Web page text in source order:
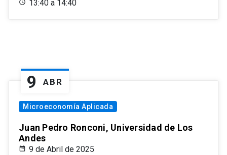
13:40 a 14:40
9 ABR
Microeconomía Aplicada
Juan Pedro Ronconi, Universidad de Los
Andes
9 de Abril de 2025